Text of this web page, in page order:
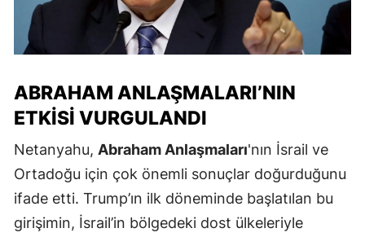
ABRAHAM ANLAŞMALARI’NIN
ETKISI VURGULANDI
Netanyahu, Abraham Anlaşmaları'nın İsrail ve
Ortadoğu için çok önemli sonuçlar doğurduğunu
ifade etti. Trump’ın ilk döneminde başlatılan bu
girişimin, İsrail’in bölgedeki dost ülkeleriyle